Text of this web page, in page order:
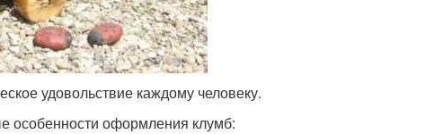
удовольствие каждому человеку.
особенности оформления клумб: